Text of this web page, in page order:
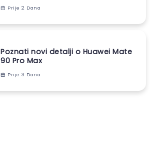
Prije 2 Dana
Poznati novi detalji o Huawei Mate
90 Pro Max
Prije 3 Dana